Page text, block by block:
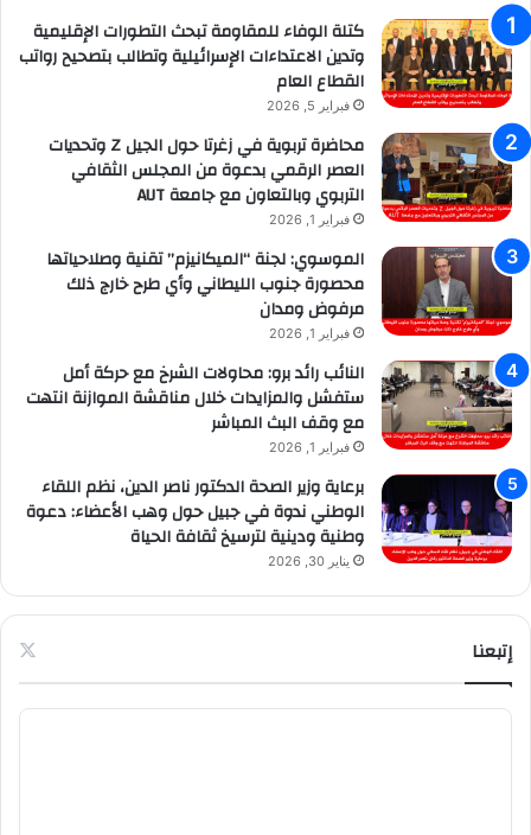
كتلة الوفاء للمقاومة تبحث التطورات الإقليمية
وتدين الاعتداءات الإسرائيلية وتطالب بتصحيح رواتب
القطاع العام
فبراير 5, 2026
محاضرة تربوية في زغرتا حول الجيل Z وتحديات
العصر الرقمي بدعوة من المجلس الثقافي
التربوي وبالتعاون مع جامعة AUT
فبراير 1, 2026
الموسوي: لجنة “الميكانيزم” تقنية وصلاحياتها
محصورة جنوب الليطاني وأي طرح خارج ذلك
مرفوض ومدان
فبراير 1, 2026
النائب رائد برو: محاولات الشرخ مع حركة أمل
ستفشل والمزايدات خلال مناقشة الموازنة انتهت
مع وقف البث المباشر
فبراير 1, 2026
برعاية وزير الصحة الدكتور ناصر الدين، نظم اللقاء
الوطني ندوة في جبيل حول وهب الأعضاء: دعوة
وطنية ودينية لترسيخ ثقافة الحياة
يناير 30, 2026
إتبعنا